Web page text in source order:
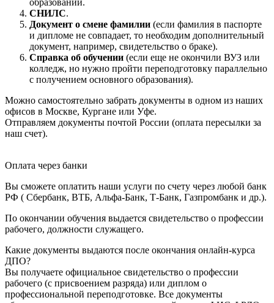
образовании.
СНИЛС.
Документ о смене фамилии (если фамилия в паспорте
и дипломе не совпадает, то необходим дополнительный
документ, например, свидетельство о браке).
Справка об обучении (если еще не окончили ВУЗ или
колледж, но нужно пройти переподготовку параллельно
с получением основного образования).
Можно самостоятельно забрать документы в одном из наших
офисов в Москве, Кургане или Уфе.
Отправляем документы почтой России (оплата пересылки за
наш счет).
Оплата через банки
Вы сможете оплатить наши услуги по счету через любой банк
РФ ( Сбербанк, ВТБ, Альфа-Банк, Т-Банк, Газпромбанк и др.).
По окончании обучения выдается свидетельство о профессии
рабочего, должности служащего.
Какие документы выдаются после окончания онлайн-курса
ДПО?
Вы получаете официальное свидетельство о профессии
рабочего (с присвоением разряда) или диплом о
профессиональной переподготовке. Все документы